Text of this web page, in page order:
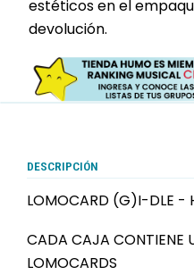
estéticos en el
devolución.
DESCRIPCIÓN
LOMOCARD (G)I-DLE -
CADA CAJA CONTIENE
LOMOCARDS